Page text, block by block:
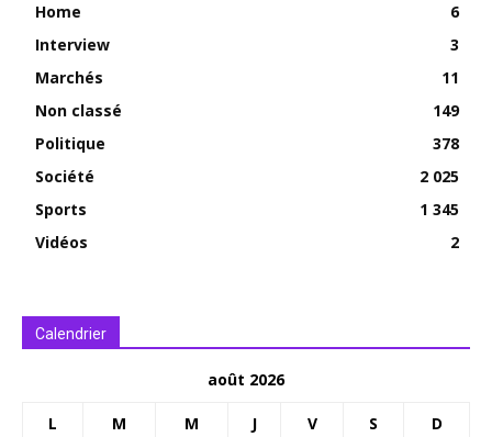
Home
6
Interview
3
Marchés
11
Non classé
149
Politique
378
Société
2 025
Sports
1 345
Vidéos
2
Calendrier
août 2026
L M M J V S D